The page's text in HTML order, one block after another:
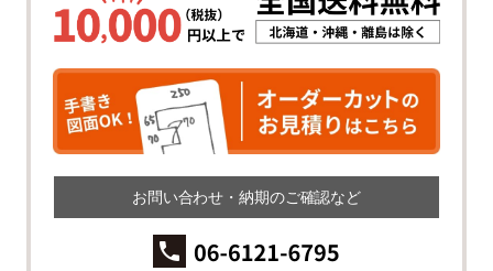
お問い合わせ・納期のご確認など